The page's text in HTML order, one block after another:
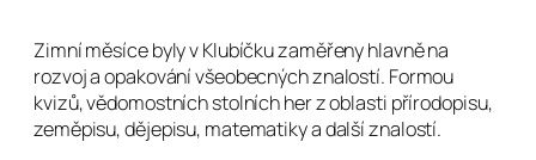
Zimní měsíce byly v Klubíčku zaměřeny hlavně na
rozvoj a opakování všeobecných znalostí. Formou
kvizů, vědomostních stolních her z oblasti přírodopisu,
zeměpisu, dějepisu, matematiky a další znalostí.